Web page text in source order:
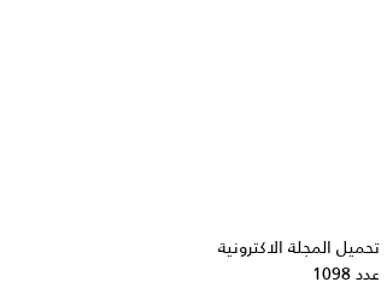
تحميل المجلة الاكترونية
عدد 1098